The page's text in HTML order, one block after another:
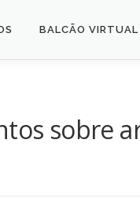
BALCÃO VIRTUAL
sobre